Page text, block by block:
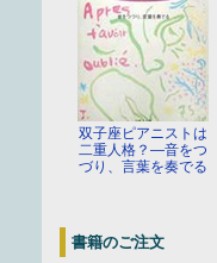
双子座ピアニストは
二重人格？—音をつ
づり、言葉を奏でる
書籍のご注文